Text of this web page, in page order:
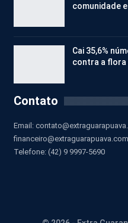
comunidade
Cai 35,6%
contra a flora
Contato
Email:
Telefone: (42) 9 9997-5690